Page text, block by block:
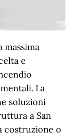
massima
e
La
soluzioni
a San
costruzione o